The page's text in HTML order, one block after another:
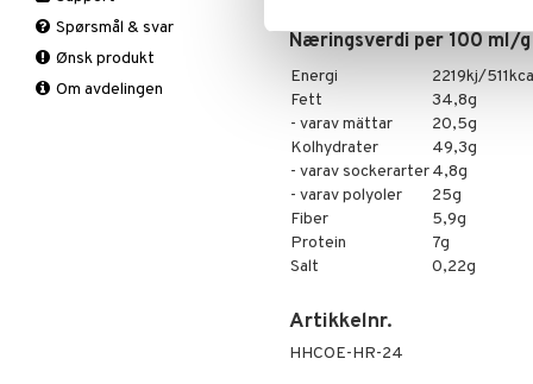
tørt sted. Inneholder naturlig
Næringsverdi per 100 ml/g
Energi
2219kj/
Fett
34,8g
- varav mättar
20,5g
Kolhydrater
49,3g
- varav sockerarter4,8g
- varav polyoler
25g
Fiber
5,9g
Protein
7g
Salt
0,22g
Artikkelnr.
HHCOE-HR-24
Øyne
Bodylotion
Deo
Eteriske oljer
Kroppspeeling
Salver
Sårpleie
Solbeskyttelse
Aftersun
Spesialprodukter
Smertelindring
Faste
Fettforbrenning
Måltidserstatning
Øvrige
Antioksidanter
B-vitaminer
Barn
C-vitaminer
Spørsmål & svar
Ønsk produkt
Om avdelingen